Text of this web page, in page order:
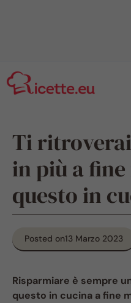
al
contenuto
Ti
in più a fine
questo in
Posted on13 Marzo 2023
Risparmiare è sempre
questo in cucina a fine